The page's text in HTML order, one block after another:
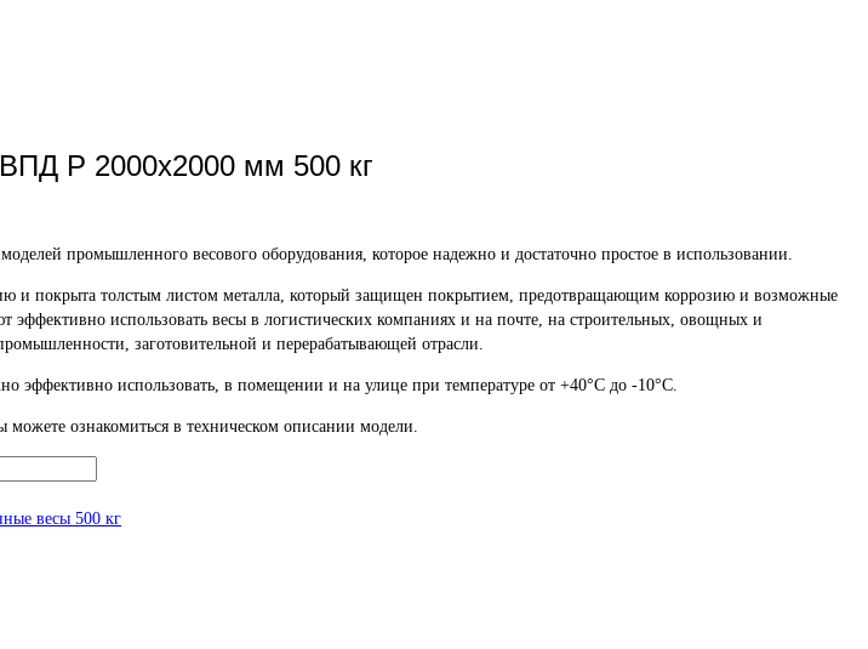
Р 2000х2000 мм 500 кг
промышленного весового оборудования, которое надежно и достаточно простое в использовании.
и покрыта толстым листом металла, который защищен покрытием, предотвращающим коррозию и возможные
использовать весы в логистических компаниях и на почте, на строительных, овощных и
заготовительной и перерабатывающей отрасли.
использовать, в помещении и на улице при температуре от +40°C до -10°C.
ознакомиться в техническом описании модели.
весы 500 кг